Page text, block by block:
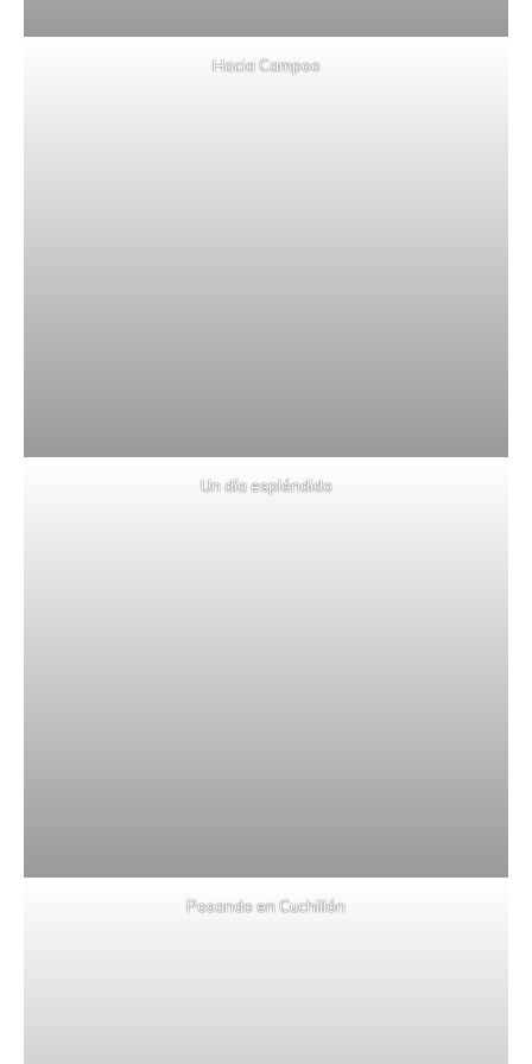
Hacia Campoo
Un día espléndido
Posando en Cuchillón